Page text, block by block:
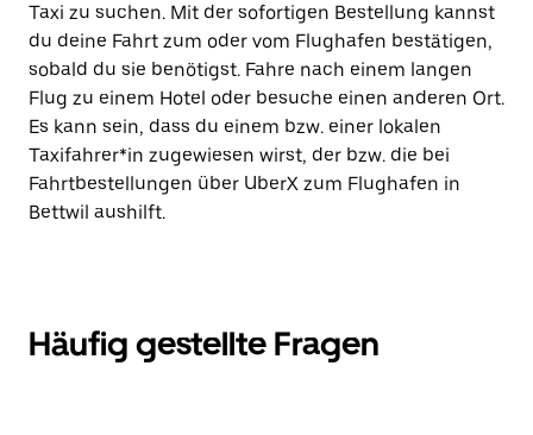
Taxi zu suchen. Mit der sofortigen Bestellung kannst
du deine Fahrt zum oder vom Flughafen bestätigen,
sobald du sie benötigst. Fahre nach einem langen
Flug zu einem Hotel oder besuche einen anderen Ort.
Es kann sein, dass du einem bzw. einer lokalen
Taxifahrer*in zugewiesen wirst, der bzw. die bei
Fahrtbestellungen über UberX zum Flughafen in
Bettwil aushilft.
Häufig gestellte Fragen